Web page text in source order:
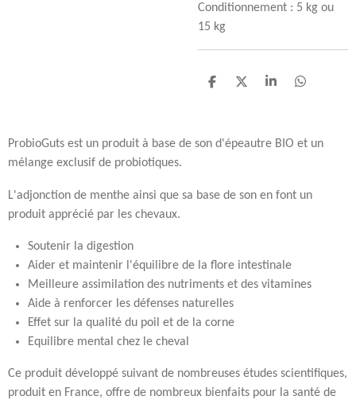
Conditionnement : 5 kg ou
15 kg
P
a
P
a
P
a
P
a
ProbioGuts est un produit à base de son d'épeautre BIO et un
mélange exclusif de probiotiques.
L'adjonction de menthe ainsi que sa base de son en font un
produit apprécié par les chevaux.
Soutenir la digestion
Aider et maintenir l'équilibre de la flore intestinale
Meilleure assimilation des nutriments et des vitamines
Aide à renforcer les défenses naturelles
Effet sur la qualité du poil et de la corne
Equilibre mental chez le cheval
Ce produit développé suivant de nombreuses études scientifiques,
produit en France, offre de nombreux bienfaits pour la santé de